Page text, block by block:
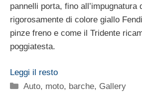
pannelli porta, fino all’impugnatura
rigorosamente di colore giallo
pinze freno e come il Tridente
poggiatesta.
Leggi il resto
Categorie
Auto, moto, barche, Gallery